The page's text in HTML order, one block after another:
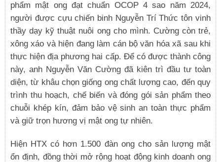
phẩm mật ong đạt chuẩn OCOP 4 sao năm 2024,
người được cựu chiến binh Nguyễn Trí Thức tôn vinh
thầy dạy kỹ thuật nuôi ong cho mình. Cường còn trẻ,
xông xáo và hiện đang làm cán bộ văn hóa xã sau khi
thực hiện địa phương hai cấp. Để có được thành công
này, anh Nguyễn Văn Cường đã kiên trì đầu tư toàn
diện, từ khâu chọn giống ong chất lượng cao, đến quy
trình thu hoạch, chế biến và đóng gói sản phẩm theo
chuỗi khép kín, đảm bảo vệ sinh an toàn thực phẩm
và giữ trọn hương vị mật ong tự nhiên.
Hiện HTX có hơn 1.500 đàn ong cho sản lượng mật
ổn định, đồng thời mở rộng hoạt động kinh doanh ong